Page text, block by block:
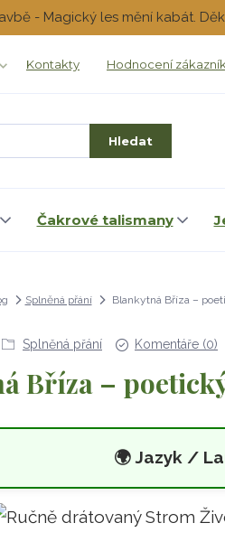
- Magický les mění kabát.
Kontakty Hodnocení
Hledat
Čakrové talismany
Splněná přání Blankytná Bříza –
Splněná přání Komentáře (0)
Bříza –
🌍Jazyk /
hlavní obsah